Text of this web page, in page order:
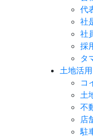
代
社
社
採
タ
土地活
コ
土
不
店
駐